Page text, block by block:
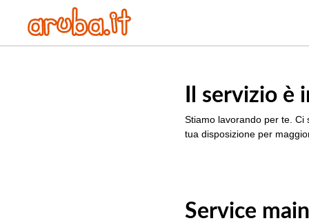
Il servizio è
Stiamo lavorando per te.
tua disposizione per
Service